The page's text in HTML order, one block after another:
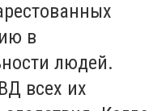
в
людей.
всех их